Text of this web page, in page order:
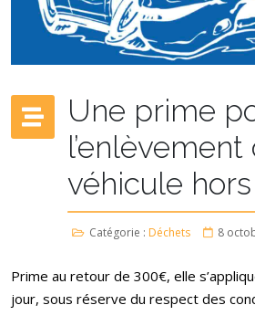
Une prime
véhicule hors
Catégorie : Déchets 8
Prime au retour de 300€, elle
jour, sous réserve du respect des